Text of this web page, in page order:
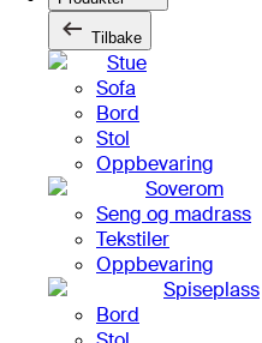
Tilbake
Stue
Sofa
Bord
Stol
Oppbevaring
Soverom
Seng og madrass
Tekstiler
Oppbevaring
Spiseplass
Bord